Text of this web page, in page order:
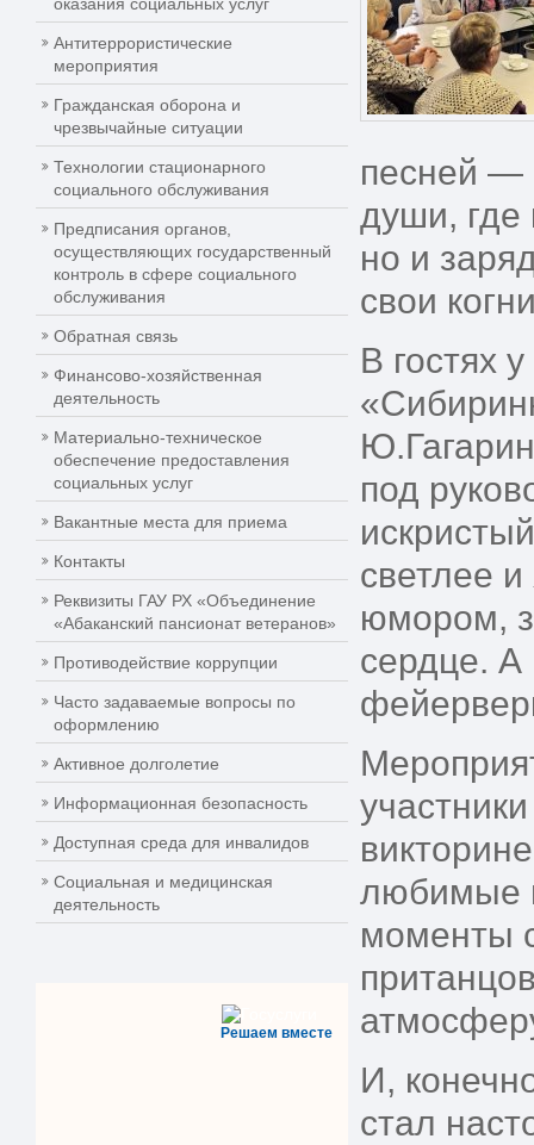
Антитеррористические
мероприятия
Гражданская оборона и
чрезвычайные ситуации
Технологии стационарного
социального обслуживания
Предписания органов,
осуществляющих государственный
контроль в сфере социального
обслуживания
Обратная связь
Финансово-хозяйственная
деятельность
Материально-техническое
обеспечение предоставления
социальных услуг
Вакантные места для приема
Контакты
Реквизиты ГАУ РХ «Объединение
«Абаканский пансионат ветеранов»
Противодействие коррупции
Часто задаваемые вопросы по
оформлению
Активное долголетие
Информационная безопасность
Доступная среда для инвалидов
Социальная и медицинская
деятельность
Решаем вместе
песней —
души, где
но и
свои
В гостях
под
светлее
юмором,
сердце.
любимые
моменты
И,
стал